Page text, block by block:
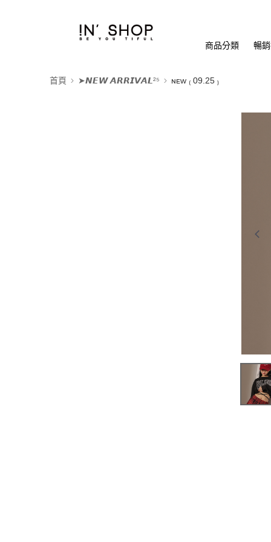
商品分類 暢
首頁 ➤𝙉𝙀𝙒 𝘼𝙍𝙍𝙄𝙑𝘼𝙇²⁵ ɴᴇᴡ ₍ 09.25 ₎